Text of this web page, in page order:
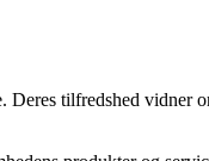
tilfredshed vidner